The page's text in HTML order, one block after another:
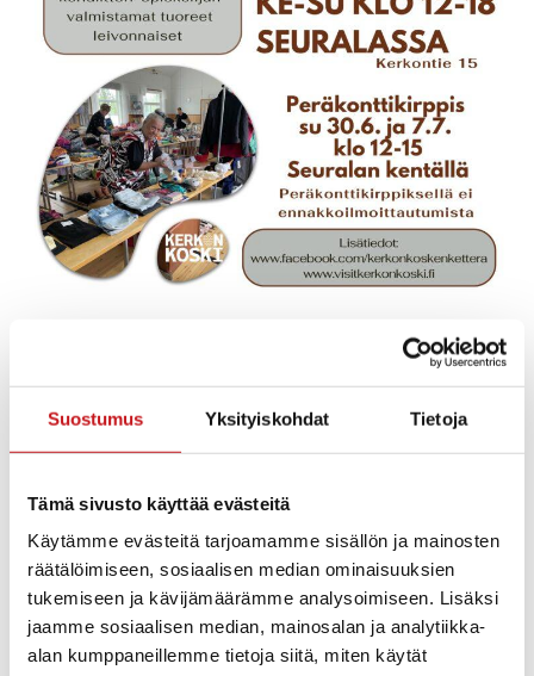
Suostumus Yksityiskohdat Tietoja
Tämä sivusto käyttää evästeitä
Käytämme evästeitä tarjoamamme sisällön ja mainosten
räätälöimiseen, sosiaalisen median ominaisuuksien
tukemiseen ja kävijämäärämme analysoimiseen. Lisäksi
jaamme sosiaalisen median, mainosalan ja analytiikka-
alan kumppaneillemme tietoja siitä, miten käytät
Toisen roska on toisen aarre. Tule siis myymään
Paikkamaksu 5€.
Ei ennakkoilmoittautumista.
Samaan aikaan Seuralassa kesäkirppis ja Ketterän
kahvio. Kahviossa leipuri-kondiittoriopiskelijan
valmistamia leivonnaisia.